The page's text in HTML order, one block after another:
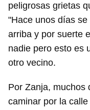
peligrosas grietas
"Hace unos días
arriba y por suerte
nadie pero esto es
otro vecino.
Por Zanja, muchos
caminar por la